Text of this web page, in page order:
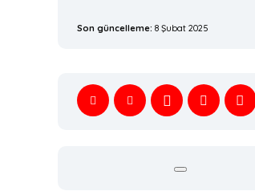
Son güncelleme: 8 Şubat 2025